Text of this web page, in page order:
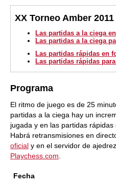
XX Torneo Amber 2011
Las partidas a la ciega
Las partidas a la ciega
Las partidas rápidas en
Las partidas rápidas
Programa
El ritmo de juego es de 25
partidas a la ciega hay un
jugada y en las partidas
Habrá retransmisiones en
oficial y en el servidor de
Playchess.com.
Fecha